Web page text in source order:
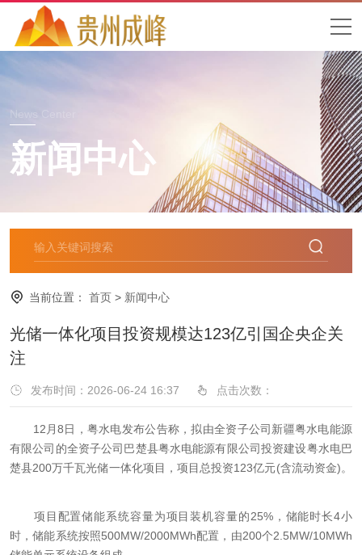
News Center
新闻中心
当前位置： 首页 > 新闻中心
光储一体化项目投资规模达123亿引国企央企关
注
发布时间：2026-06-24 16:37 点击次数：
12月8日，粤水电发布公告称，拟由全资子公司新疆粤水电能源
有限公司的全资子公司巴楚县粤水电能源有限公司投资建设粤水电巴
楚县200万千瓦光储一体化项目，项目总投资123亿元(含流动资金)。
项目配置储能系统容量为项目装机容量的25%，储能时长4小
时，储能系统按照500MW/2000MWh配置，由200个2.5MW/10MWh